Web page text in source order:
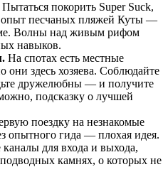
Пытаться покорить Super Suck,
опыт песчаных пляжей Куты —
Волны над живым рифом
навыков.
На спотах есть местные
здесь хозяева. Соблюдайте
дружелюбны — и получите
подсказку о лучшей
поездку на незнакомые
опытного гида — плохая идея.
для входа и выхода,
камнях, о которых не